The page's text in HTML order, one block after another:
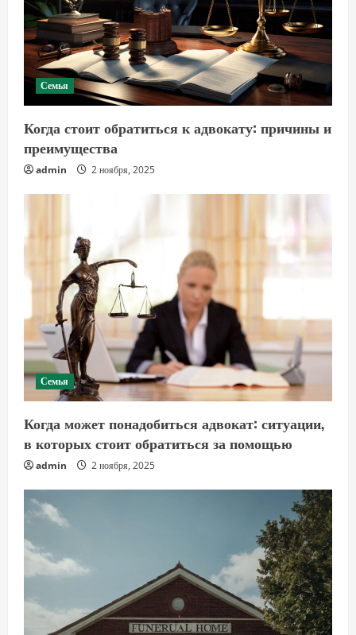
Семья
Когда стоит обратиться к адвокату: причины и
преимущества
admin 2 ноября, 2025
Семья
Когда может понадобиться адвокат: ситуации,
в которых стоит обратиться за помощью
admin 2 ноября, 2025